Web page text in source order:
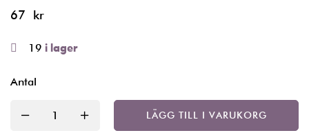
67 kr
19 i lager
Antal
LÄGG TILL I VARUKORG